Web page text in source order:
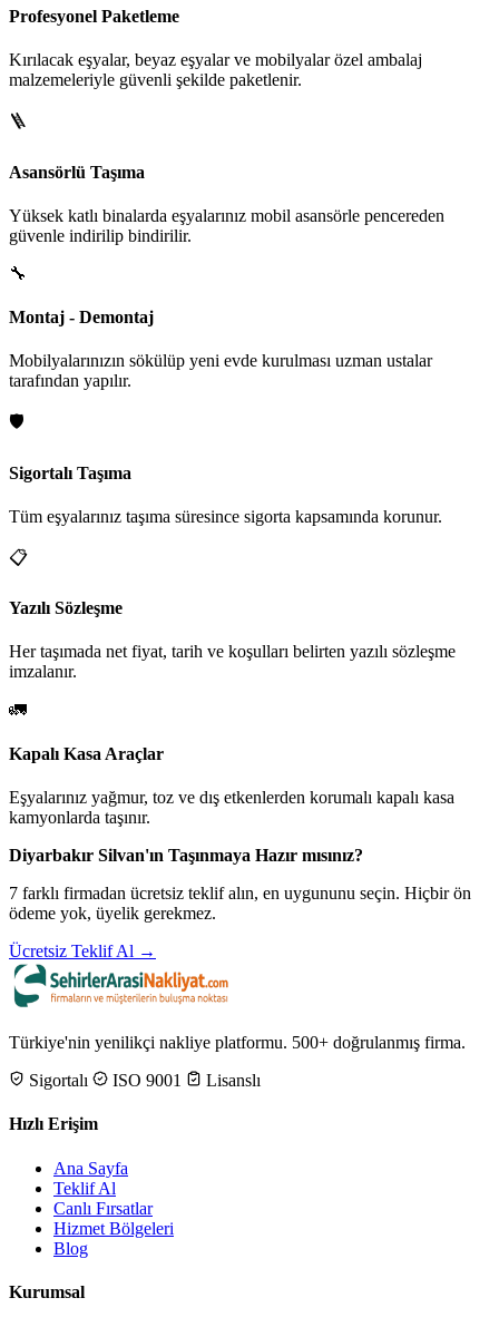
Profesyonel Paketleme
Kırılacak eşyalar, beyaz eşyalar ve mobilyalar özel ambalaj
malzemeleriyle güvenli şekilde paketlenir.
🪜
Asansörlü Taşıma
Yüksek katlı binalarda eşyalarınız mobil asansörle pencereden
güvenle indirilip bindirilir.
🔧
Montaj - Demontaj
Mobilyalarınızın sökülüp yeni evde kurulması uzman ustalar
tarafından yapılır.
🛡️
Sigortalı Taşıma
Tüm eşyalarınız taşıma süresince sigorta kapsamında korunur.
📋
Yazılı Sözleşme
Her taşımada net fiyat, tarih ve koşulları belirten yazılı sözleşme
imzalanır.
🚛
Kapalı Kasa Araçlar
Eşyalarınız yağmur, toz ve dış etkenlerden korumalı kapalı kasa
kamyonlarda taşınır.
Diyarbakır Silvan'ın Taşınmaya Hazır mısınız?
7 farklı firmadan ücretsiz teklif alın, en uygununu seçin. Hiçbir ön
ödeme yok, üyelik gerekmez.
Ücretsiz Teklif Al →
Türkiye'nin yenilikçi nakliye platformu. 500+ doğrulanmış firma.
Sigortalı
ISO 9001 Lisanslı
Hızlı Erişim
Ana Sayfa
Teklif Al
Canlı Fırsatlar
Hizmet Bölgeleri
Blog
Kurumsal